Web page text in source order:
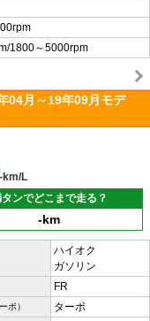
1800～5000rpm
04月～19年09月モデ
-km/L
ンでどこまで走る？
-km
ハイオク
ガソリン
FR
ボ） ターボ